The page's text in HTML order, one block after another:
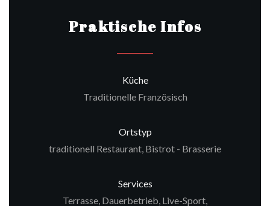
Praktische Infos
Küche
Traditionelle Französisch
Ortstyp
traditionell Restaurant, Bistrot - Brasserie
Services
Terrasse, Dauerbetrieb, Live-Sport,